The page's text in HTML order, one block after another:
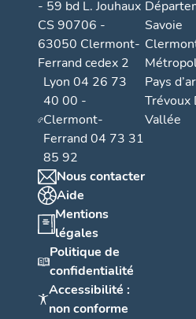
- 59 bd L. Jouhaux
CS 90706 -
63050 Clermont-
Ferrand cedex 2
Lyon 04 26 73
40 00 -
Clermont-
Ferrand 04 73 31
85 92
Nous contacter
Aide
Mentions
légales
Politique de
confidentialité
Accessibilité :
non conforme
Savoie
Pays
Trévoux
Vallée